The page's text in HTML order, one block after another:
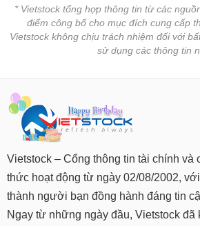
* Vietstock tổng hợp thông tin từ các
điểm công bố cho mục đích cung cấp
Vietstock không chịu trách nhiệm đối với
sử dụng các thông tin
Vietstock – Cổng thông tin tài chính và
thức hoạt động từ ngày 02/08/2002,
thành người bạn đồng hành đáng tin
Ngay từ những ngày đầu, Vietstock